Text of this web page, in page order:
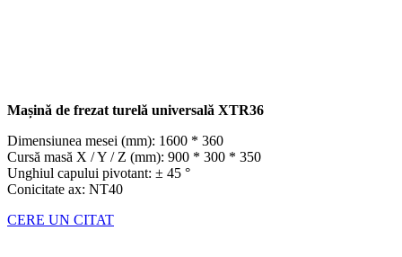
Mașină de frezat turelă universală XTR36
Dimensiunea mesei (mm): 1600 * 360
Cursă masă X / Y / Z (mm): 900 * 300 * 350
Unghiul capului pivotant: ± 45 °
Conicitate ax: NT40
CERE UN CITAT